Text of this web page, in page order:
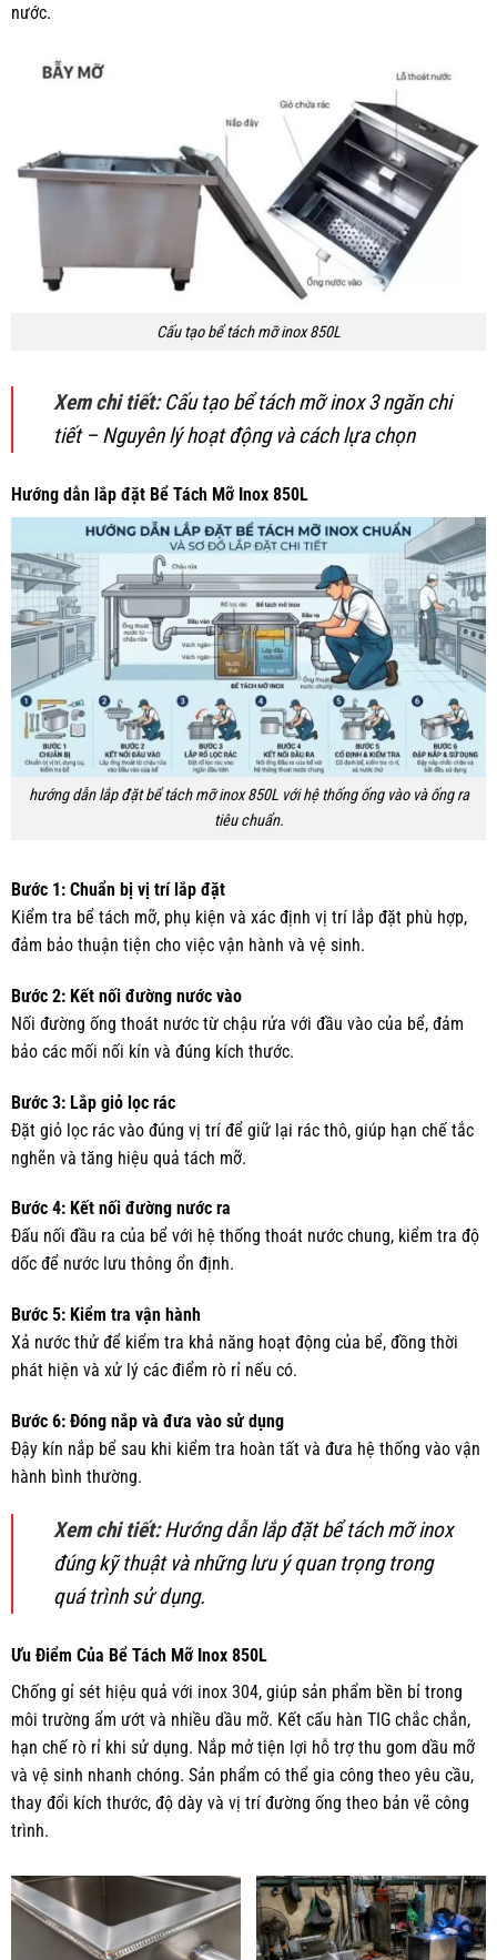
nước.
Cấu tạo bể tách mỡ inox 850L
Xem chi tiết:Cấu tạo bể tách mỡ inox 3 ngăn chi
tiết – Nguyên lý hoạt động và cách lựa chọn
Hướng dẫn lắp đặt Bể Tách Mỡ Inox 850L
hướng dẫn lắp đặt bể tách mỡ inox 850L với hệ thống ống vào và ống ra
tiêu chuẩn.
Bước 1: Chuẩn bị vị trí lắp đặt
Kiểm tra bể tách mỡ, phụ kiện và xác định vị trí lắp đặt phù hợp,
đảm bảo thuận tiện cho việc vận hành và vệ sinh.
Bước 2: Kết nối đường nước vào
Nối đường ống thoát nước từ chậu rửa với đầu vào của bể, đảm
bảo các mối nối kín và đúng kích thước.
Bước 3: Lắp giỏ lọc rác
Đặt giỏ lọc rác vào đúng vị trí để giữ lại rác thô, giúp hạn chế tắc
nghẽn và tăng hiệu quả tách mỡ.
Bước 4: Kết nối đường nước ra
Đấu nối đầu ra của bể với hệ thống thoát nước chung, kiểm tra độ
dốc để nước lưu thông ổn định.
Bước 5: Kiểm tra vận hành
Xả nước thử để kiểm tra khả năng hoạt động của bể, đồng thời
phát hiện và xử lý các điểm rò rỉ nếu có.
Bước 6: Đóng nắp và đưa vào sử dụng
Đậy kín nắp bể sau khi kiểm tra hoàn tất và đưa hệ thống vào vận
hành bình thường.
Xem chi tiết: Hướng dẫn lắp đặt bể tách mỡ inox
đúng kỹ thuật và những lưu ý quan trọng trong
quá trình sử dụng.
Ưu Điểm Của Bể Tách Mỡ Inox 850L
Chống gỉ sét hiệu quả với inox 304, giúp sản phẩm bền bỉ trong
môi trường ẩm ướt và nhiều dầu mỡ. Kết cấu hàn TIG chắc chắn,
hạn chế rò rỉ khi sử dụng. Nắp mở tiện lợi hỗ trợ thu gom dầu mỡ
và vệ sinh nhanh chóng. Sản phẩm có thể gia công theo yêu cầu,
thay đổi kích thước, độ dày và vị trí đường ống theo bản vẽ công
trình.